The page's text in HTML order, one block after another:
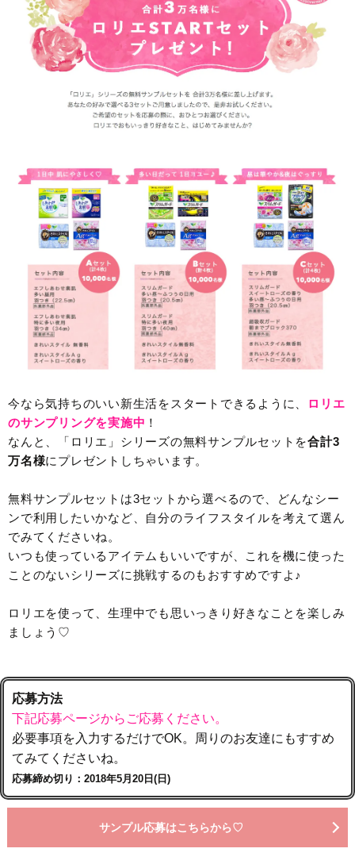
今なら気持ちのいい新生活をスタートできるように、
ロリエ
のサンプリングを実施中 ！
なんと、「ロリエ」シリーズの無料サンプルセットを合計3
万名様にプレゼントしちゃいます。
無料サンプルセットは3セットから選べるので、どんなシー
ンで利用したいかなど、自分のライフスタイルを考えて選ん
でみてくださいね。
いつも使っているアイテムもいいですが、これを機に使った
ことのないシリーズに挑戦するのもおすすめですよ♪
ロリエを使って、生理中でも思いっきり好きなことを楽しみ
ましょう♡
応募方法
下記応募ページからご応募ください。
必要事項を入力するだけでOK。周りのお友達にもすすめ
てみてくださいね。
応募締め切り：2018年5月20日(日)
サンプル応募はこちらから♡